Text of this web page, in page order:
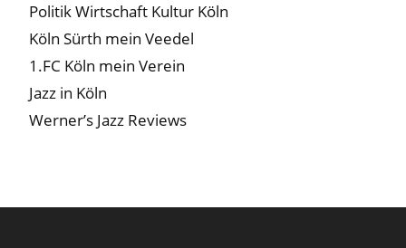
Politik Wirtschaft Kultur Köln
Köln Sürth mein Veedel
1.FC Köln mein Verein
Jazz in Köln
Werner’s Jazz Reviews